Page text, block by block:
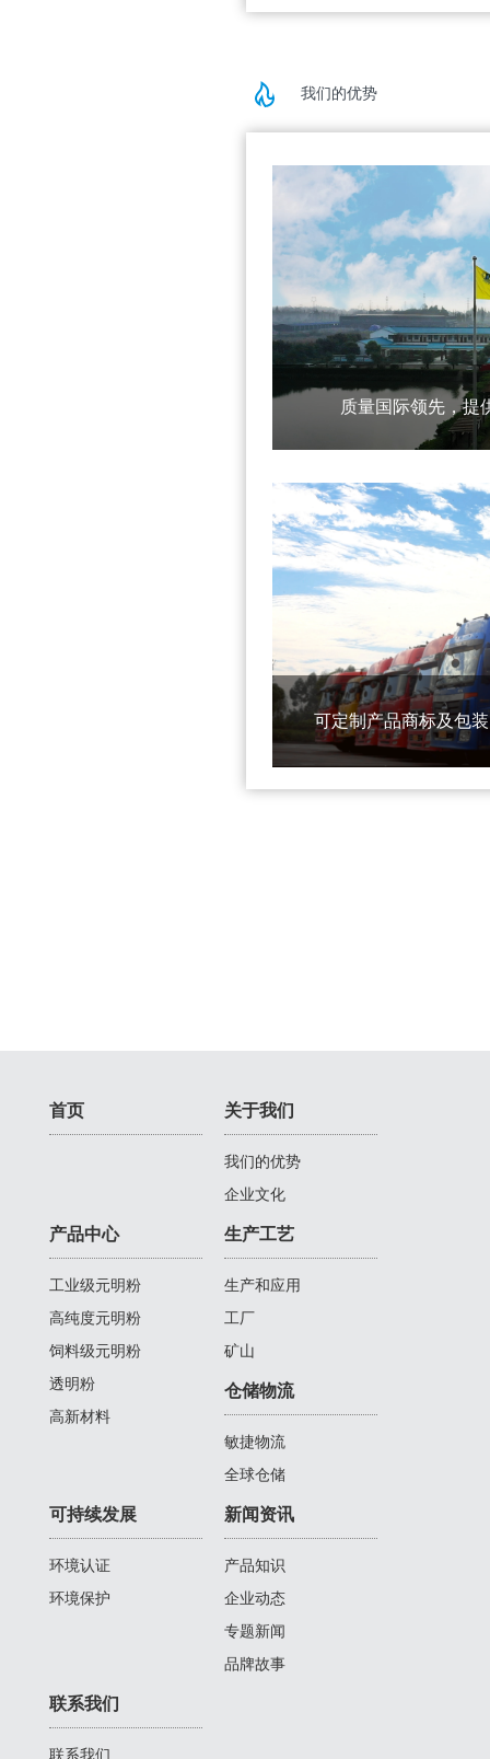
我们的优势
质量国际领先，提
可定制产品商标及包
首页 关于我们
我们的优势
企业文化
产品中心
工业级元明粉
高纯度元明粉
饲料级元明粉
透明粉
高新材料
生产工艺
生产和应用
工厂
矿山
仓储物流
敏捷物流
全球仓储
可持续发展
环境认证
环境保护
新闻资讯
产品知识
企业动态
专题新闻
品牌故事
联系我们
联系我们